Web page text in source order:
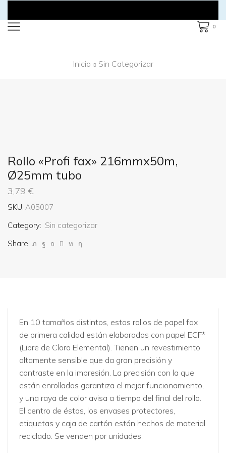
0
Inicio Sin Categorizar
Rollo «Profi fax» 216mmx50m,
Ø25mm tubo
3,79 €
SKU: A05007
Category: Sin categorizar
Share:
En 10 tamaños distintos, estos rollos de papel fax
de primera calidad están elaborados con papel ECF*
(Libre de Cloro Elemental). Tienen un revestimiento
altamente sensible que da gran precisión y
contraste en la impresión. La precisión con la que
están enrollados garantiza el mejor funcionamiento,
y una raya de color avisa a tiempo del final del rollo.
El centro de éstos, los envases protectores,
etiquetas y caja de cartón están hechos de material
reciclado. Se venden por unidades.